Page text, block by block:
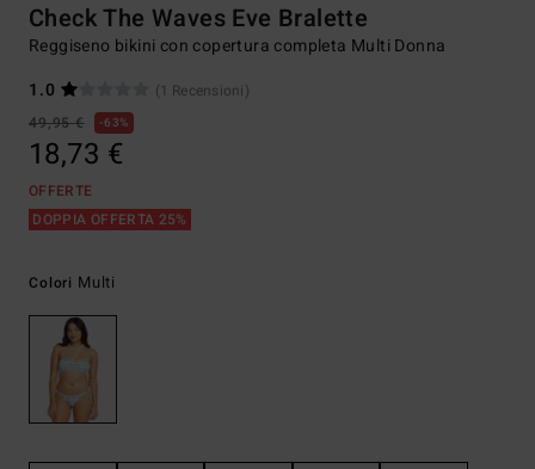
Check The Waves Eve Bralette
Reggiseno bikini con copertura completa Multi Donna
1.0
(1 Recensioni)
49,95 €
63%
18,73 €
OFFERTE
DOPPIA OFFERTA 25%
Colori Multi